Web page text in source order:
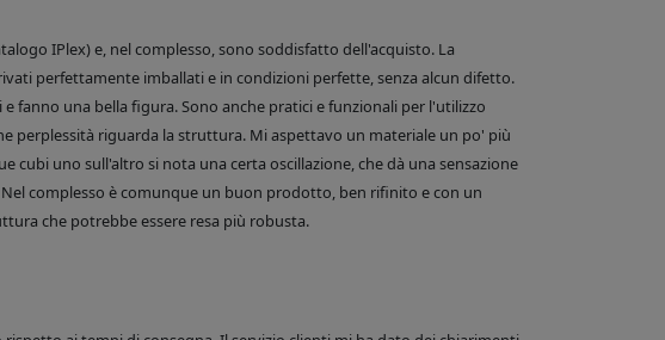
IPlex) e, nel complesso, sono soddisfatto dell'acquisto. La
perfettamente imballati e in condizioni perfette, senza alcun difetto.
fanno una bella figura. Sono anche pratici e funzionali per l'utilizzo
perplessità riguarda la struttura. Mi aspettavo un materiale un po' più
cubi uno sull'altro si nota una certa oscillazione, che dà una sensazione
complesso è comunque un buon prodotto, ben rifinito e con un
che potrebbe essere resa più robusta.